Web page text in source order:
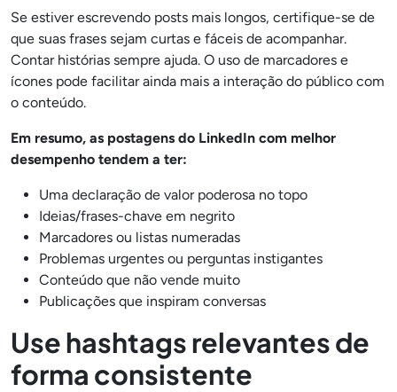
Se estiver escrevendo posts mais longos, certifique-se de
que suas frases sejam curtas e fáceis de acompanhar.
Contar histórias sempre ajuda. O uso de marcadores e
ícones pode facilitar ainda mais a interação do público com
o conteúdo.
Em resumo, as postagens do LinkedIn com melhor
desempenho tendem a ter:
Uma declaração de valor poderosa no topo
Ideias/frases-chave em negrito
Marcadores ou listas numeradas
Problemas urgentes ou perguntas instigantes
Conteúdo que não vende muito
Publicações que inspiram conversas
Use hashtags relevantes de
forma consistente